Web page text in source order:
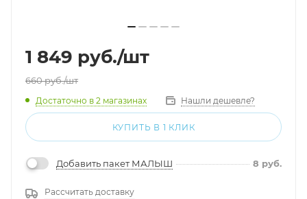
1 849 руб./шт
660руб./шт
Достаточно в 2 магазинах Нашли дешевле?
КУПИТЬ В 1 КЛИК
Добавить пакет МАЛЫШ 8 руб.
Рассчитать доставку